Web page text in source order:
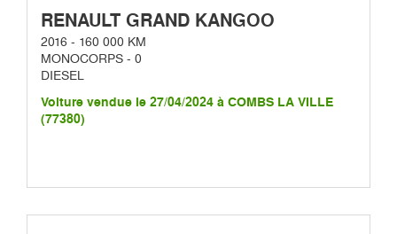
RENAULT GRAND KANGOO
2016 - 160 000 KM
MONOCORPS - 0
DIESEL
Voiture vendue le 27/04/2024 à COMBS LA VILLE
(77380)